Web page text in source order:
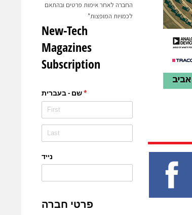
החברה לאחר אימות פרטים ובהתאם
לכמויות המופצות*